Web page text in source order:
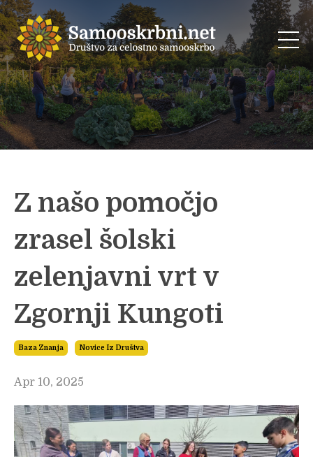
Z našo pomočjo
zrasel šolski
zelenjavni vrt v
Zgornji Kungoti
Baza Znanja Novice Iz Društva
Apr 10, 2025